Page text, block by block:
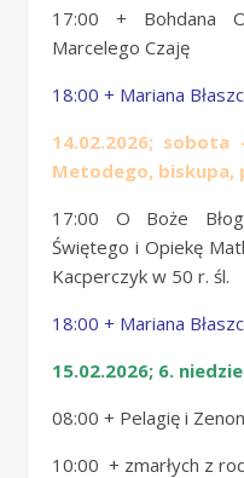
17:00 + Bohdana
Marcelego Czaję
18:00 + Mariana
14.02.2026;
Metodego, biskupa,
17:00 O Boże
Świętego i Opiekę
Kacperczyk w 50 r. śl.
18:00 + Mariana
15.02.2026; 6.
08:00 + Pelagię i
10:00 + zmarłych z